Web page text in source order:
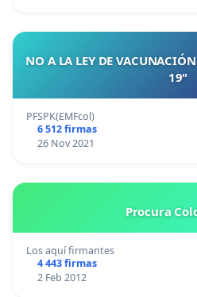
NO A LA LEY DE
19"
PFSPK(EMFcol)
6 512 firmas
26 Nov 2021
Procura
Los aquí firmantes
4 443 firmas
2 Feb 2012